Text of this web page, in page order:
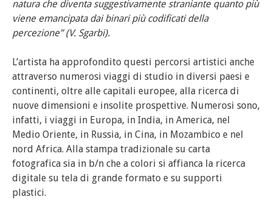
natura che diventa suggestivamente straniante quanto più
viene emancipata dai binari più codificati della
percezione” (V. Sgarbi).
L’artista ha approfondito questi percorsi artistici anche
attraverso numerosi viaggi di studio in diversi paesi e
continenti, oltre alle capitali europee, alla ricerca di
nuove dimensioni e insolite prospettive. Numerosi sono,
infatti, i viaggi in Europa, in India, in America, nel
Medio Oriente, in Russia, in Cina, in Mozambico e nel
nord Africa. Alla stampa tradizionale su carta
fotografica sia in b/n che a colori si affianca la ricerca
digitale su tela di grande formato e su supporti
plastici.